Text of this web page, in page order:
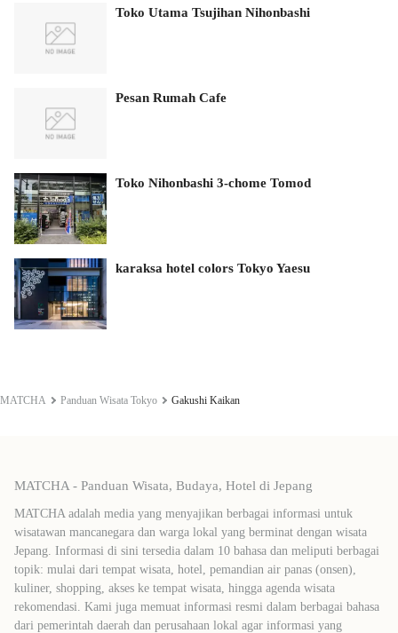
Toko Utama Tsujihan Nihonbashi
Pesan Rumah Cafe
Toko Nihonbashi 3-chome Tomod
karaksa hotel colors Tokyo Yaesu
MATCHA Panduan Wisata Tokyo Gakushi Kaikan
MATCHA - Panduan Wisata, Budaya, Hotel di Jepang
MATCHA adalah media yang menyajikan berbagai informasi untuk
wisatawan mancanegara dan warga lokal yang berminat dengan wisata
Jepang. Informasi di sini tersedia dalam 10 bahasa dan meliputi berbagai
topik: mulai dari tempat wisata, hotel, pemandian air panas (onsen),
kuliner, shopping, akses ke tempat wisata, hingga agenda wisata
rekomendasi. Kami juga memuat informasi resmi dalam berbagai bahasa
dari pemerintah daerah dan perusahaan lokal agar informasi yang